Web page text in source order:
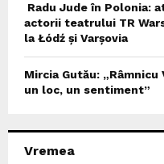
Radu Jude în Polonia:
actorii teatrului TR
la Łódź și Varșovia
Mircia Gutău:
un loc, un sentiment”
Vremea